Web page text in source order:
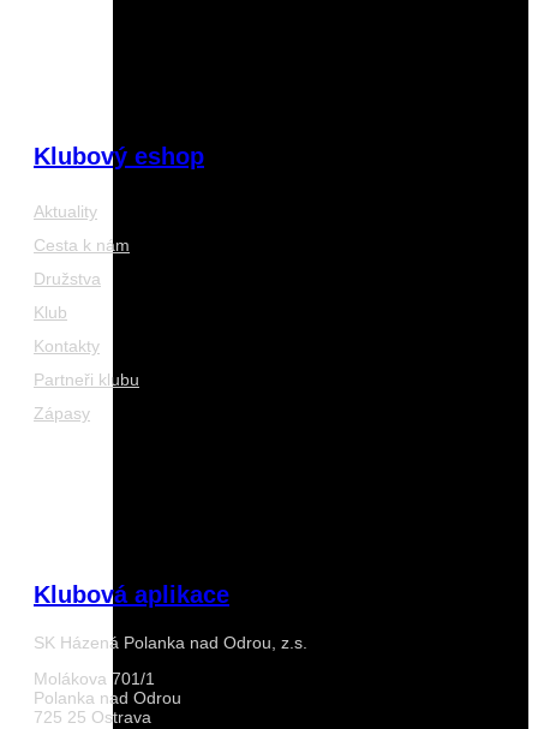
Klubový eshop
Aktuality
Cesta k nám
Družstva
Klub
Kontakty
Partneři klubu
Zápasy
Klubová aplikace
SK Házená Polanka nad Odrou, z.s.
Molákova 701/1
Polanka nad Odrou
725 25 Ostrava